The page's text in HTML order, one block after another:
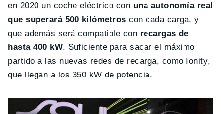
en 2020 un coche eléctrico con una autonomía real
que superará 500 kilómetros con cada carga, y
que además será compatible con recargas de
hasta 400 kW. Suficiente para sacar el máximo
partido a las nuevas redes de recarga, como Ionity,
que llegan a los 350 kW de potencia.